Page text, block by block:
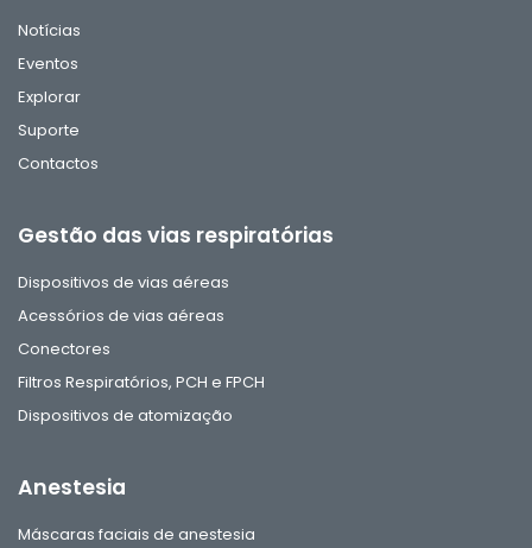
Notícias
Eventos
Explorar
Suporte
Contactos
Gestão das vias respiratórias
Dispositivos de vias aéreas
Acessórios de vias aéreas
Conectores
Filtros Respiratórios, PCH e FPCH
Dispositivos de atomização
Anestesia
Máscaras faciais de anestesia